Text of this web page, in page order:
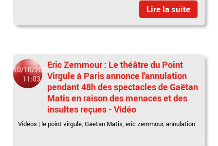
Lire la suite
10/10/2021
11:03
Eric Zemmour : Le théâtre du Point
Virgule à Paris annonce l'annulation
pendant 48h des spectacles de Gaëtan
Matis en raison des menaces et des
insultes reçues - Vidéo
Vidéos | le point virgule,Gaëtan Matis,eric zemmour,annulation